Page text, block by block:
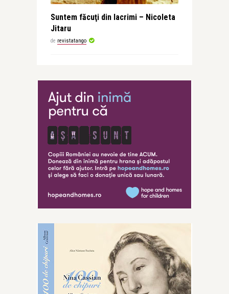
Suntem făcuţi din lacrimi – Nicoleta
Jitaru
de revistatango